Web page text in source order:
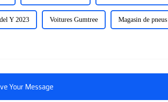
Y 2023 Voitures Gumtree Magasin de pneus
Your Message